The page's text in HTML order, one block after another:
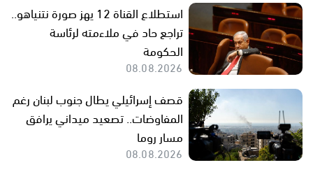
استطلاع القناة 12 يهز صورة نتنياهو..
تراجع حاد في ملاءمته لرئاسة
الحكومة
08.08.2026
قصف إسرائيلي يطال جنوب لبنان رغم
المفاوضات.. تصعيد ميداني يرافق
مسار روما
08.08.2026